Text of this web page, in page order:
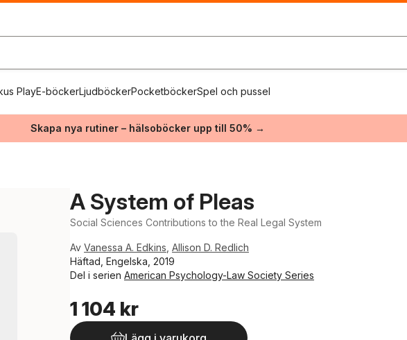
PlayE-böckerLjudböckerPocketböckerSpel och pussel
Skapa nya rutiner – hälsoböcker upp till 50% →
A System of Pleas
Social Sciences Contributions to the Real Legal System
Av Vanessa A. Edkins Allison D. Redlich
Häftad, Engelska, 2019
Del i serien American Psychology-Law Society Series
1 104 kr